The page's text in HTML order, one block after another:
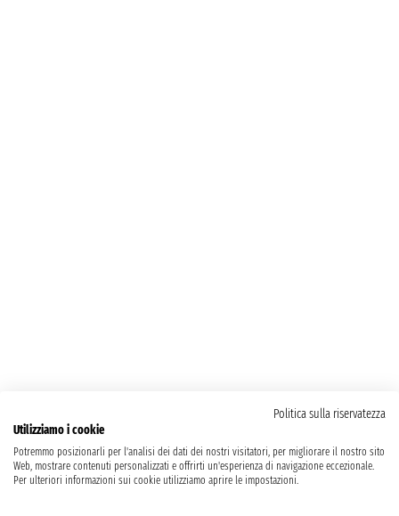
Politica sulla riservatezza
Utilizziamo i cookie
Potremmo posizionarli per l'analisi dei dati dei nostri visitatori, per migliorare il nostro sito
Web, mostrare contenuti personalizzati e offrirti un'esperienza di navigazione eccezionale.
Per ulteriori informazioni sui cookie utilizziamo aprire le impostazioni.